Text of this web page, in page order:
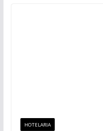
HOTELARIA